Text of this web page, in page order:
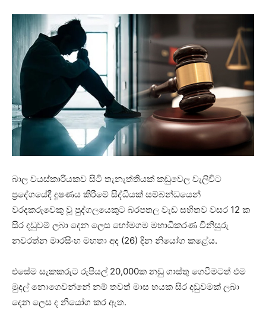
බාල වයස්කාරියකව සිටි තැනැත්තියක් කඩුවෙල වැලිවිට
ප්‍රදේශයේදී දූෂණය කිරීමේ සිද්ධියක් සම්බන්ධයෙන්
වරදකරුවෙකු වූ පුද්ගලයෙකුට බරපතල වැඩ සහිතව වසර 12 ක
සිර දඩුවම් ලබා දෙන ලෙස හෝමගම මහාධිකරණ විනිසුරු
නවරත්න මාරසිංහ මහතා අද (26) දින නියෝග කළේය.
එසේම සැකකරුට රුපියල් 20,000ක නඩු ගාස්තු ගෙවීමටත් එම
මුදල් නොගෙවන්නේ නම් තවත් මාස හයක සිර දඬුවමක් ලබා
දෙන ලෙස ද නියෝග කර ඇත.